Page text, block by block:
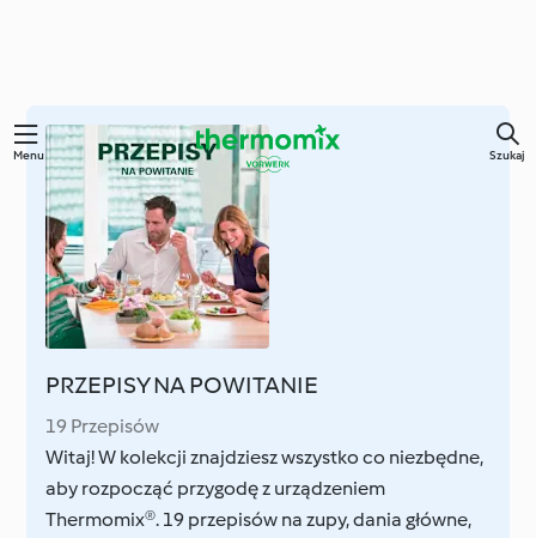
Przejdź
głównej
treści
Menu Szukaj
PRZEPISY NA POWITANIE
19 Przepisów
Witaj! W kolekcji znajdziesz wszystko co niezbędne,
aby rozpocząć przygodę z urządzeniem
Thermomix®. 19 przepisów na zupy, dania główne,